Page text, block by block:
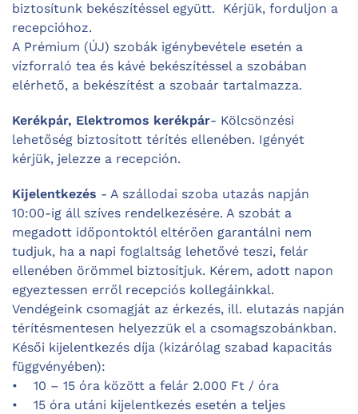
biztosítunk bekészítéssel együtt. Kérjük, forduljon a
recepcióhoz.
A Prémium (ÚJ) szobák igénybevétele esetén a
vízforraló tea és kávé bekészítéssel a szobában
elérhető, a bekészítést a szobaár tartalmazza.
Kerékpár, Elektromos kerékpár- Kölcsönzési
lehetőség biztosított térítés ellenében. Igényét
kérjük, jelezze a recepción.
Kijelentkezés - A szállodai szoba utazás napján
10:00-ig áll szíves rendelkezésére. A szobát a
megadott időpontoktól eltérően garantálni nem
tudjuk, ha a napi foglaltság lehetővé teszi, felár
ellenében örömmel biztosítjuk. Kérem, adott napon
egyeztessen erről recepciós kollegáinkkal.
Vendégeink csomagját az érkezés, ill. elutazás napján
térítésmentesen helyezzük el a csomagszobánkban.
Késői kijelentkezés díja (kizárólag szabad kapacitás
függvényében):
• 10 – 15 óra között a felár 2.000 Ft / óra
• 15 óra utáni kijelentkezés esetén a teljes